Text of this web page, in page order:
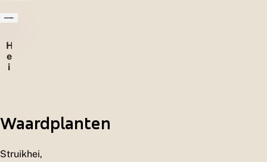
H
e
i
Waardplanten
Struikhei,